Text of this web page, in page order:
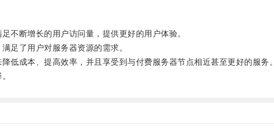
断增长的用户访问量，提供更好的用户体验。
了用户对服务器资源的需求。
成本、提高效率，并且享受到与付费服务器节点相近甚至更好的服务。